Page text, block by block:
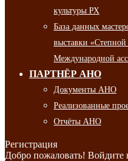
культуры РХ
База данных
выставки «Степной
Международной
ПАРТНЁР АНО
Документы АНО
Реализованные
Отчёты АНО
Регистрация
Добро пожаловать! Войдите